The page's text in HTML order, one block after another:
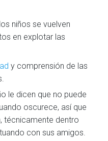
niños se vuelven
en explotar las
y comprensión de las
le dicen que no puede
oscurece, así que
técnicamente dentro
con sus amigos.